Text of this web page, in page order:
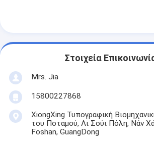
Στοιχεία
Mrs. Jia
15800227868
XiongXing Τυπογραφική
του Ποταμού, Λι Σούι Πόλη, Νάν
Foshan, GuangDong